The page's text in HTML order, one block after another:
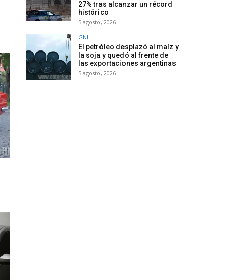
27% tras alcanzar un récord
histórico
5 agosto, 2026
GNL
El petróleo desplazó al maíz y
la soja y quedó al frente de
las exportaciones argentinas
5 agosto, 2026